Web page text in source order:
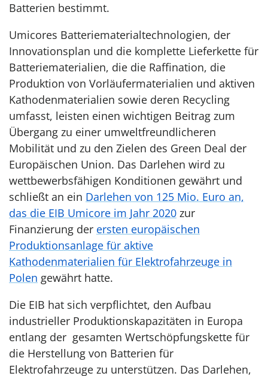
Batterien bestimmt.
Umicores Batteriematerialtechnologien, der
Innovationsplan und die komplette Lieferkette für
Batteriematerialien, die die Raffination, die
Produktion von Vorläufermaterialien und aktiven
Kathodenmaterialien sowie deren Recycling
umfasst, leisten einen wichtigen Beitrag zum
Übergang zu einer umweltfreundlicheren
Mobilität und zu den Zielen des Green Deal der
Europäischen Union. Das Darlehen wird zu
wettbewerbsfähigen Konditionen gewährt und
schließt an ein Darlehen von 125 Mio. Euro an,
das die EIB Umicore im Jahr 2020 zur
Finanzierung der ersten europäischen
Produktionsanlage für aktive
Kathodenmaterialien für Elektrofahrzeuge in
Polen gewährt hatte.
Die EIB hat sich verpflichtet, den Aufbau
industrieller Produktionskapazitäten in Europa
entlang der gesamten Wertschöpfungskette für
die Herstellung von Batterien für
Elektrofahrzeuge zu unterstützen. Das Darlehen,